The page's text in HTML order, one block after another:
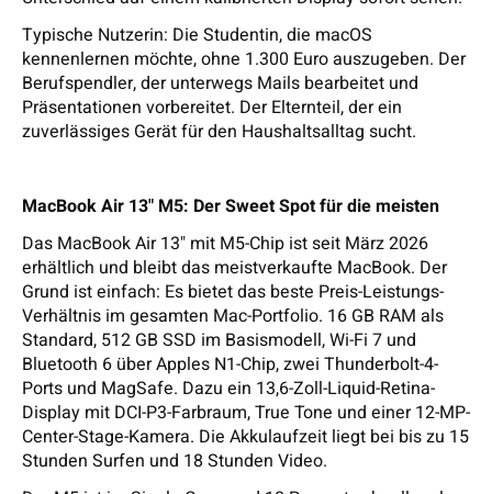
Typische Nutzerin: Die Studentin, die macOS
kennenlernen möchte, ohne 1.300 Euro auszugeben. Der
Berufspendler, der unterwegs Mails bearbeitet und
Präsentationen vorbereitet. Der Elternteil, der ein
zuverlässiges Gerät für den Haushaltsalltag sucht.
MacBook Air 13" M5: Der Sweet Spot für die meisten
Das MacBook Air 13" mit M5-Chip ist seit März 2026
erhältlich und bleibt das meistverkaufte MacBook. Der
Grund ist einfach: Es bietet das beste Preis-Leistungs-
Verhältnis im gesamten Mac-Portfolio. 16 GB RAM als
Standard, 512 GB SSD im Basismodell, Wi-Fi 7 und
Bluetooth 6 über Apples N1-Chip, zwei Thunderbolt-4-
Ports und MagSafe. Dazu ein 13,6-Zoll-Liquid-Retina-
Display mit DCI-P3-Farbraum, True Tone und einer 12-MP-
Center-Stage-Kamera. Die Akkulaufzeit liegt bei bis zu 15
Stunden Surfen und 18 Stunden Video.